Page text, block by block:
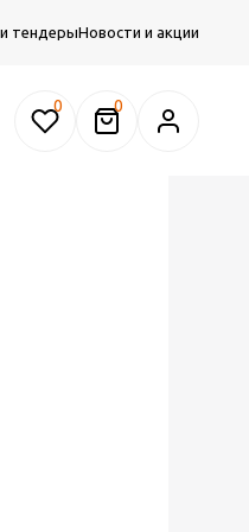
и тендерыНовости и акции
0